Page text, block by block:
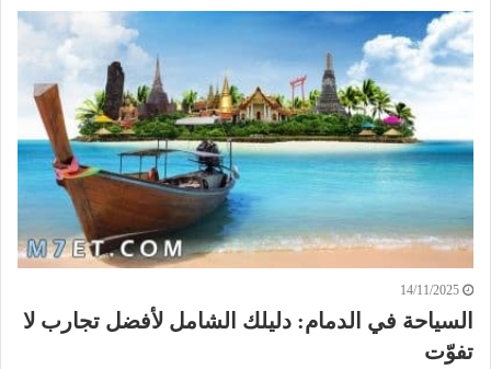
14/11/2025
السياحة في الدمام: دليلك الشامل لأفضل تجارب لا
تفوّت